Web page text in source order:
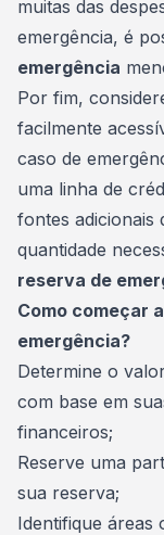
muitas das
emergência, é
emergência
Por fim,
facilmente
caso de
uma linha de
fontes adicionais
quantidade
reserva de
Como começar
emergência?
Determine o
com base em
financeiros;
Reserve uma
sua reserva;
Identifique áreas